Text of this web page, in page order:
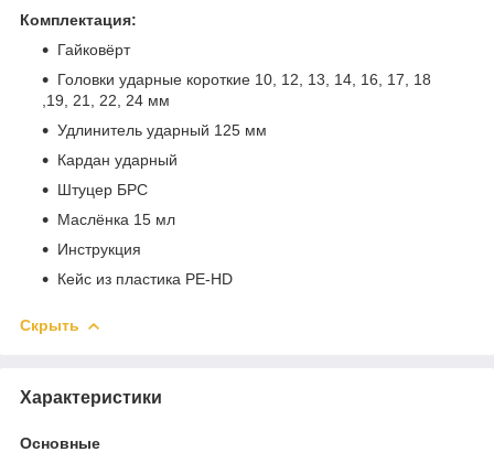
Комплектация:
Гайковёрт
Головки ударные короткие 10, 12, 13, 14, 16, 17, 18
,19, 21, 22, 24 мм
Удлинитель ударный 125 мм
Кардан ударный
Штуцер БРС
Маслёнка 15 мл
Инструкция
Кейс из пластика PE-HD
Скрыть
Характеристики
Основные